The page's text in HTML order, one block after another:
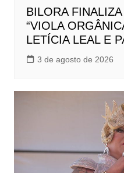
BILORA
“VIOLA
LETÍCIA LEAL E
3 de agosto de 2026